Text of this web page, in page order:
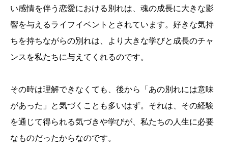
い感情を伴う恋愛における別れは、魂の成長に大きな影
響を与えるライフイベントとされています。好きな気持
ちを持ちながらの別れは、より大きな学びと成長のチャ
ンスを私たちに与えてくれるのです。
その時は理解できなくても、後から「あの別れには意味
があった」と気づくことも多いはず。それは、その経験
を通じて得られる気づきや学びが、私たちの人生に必要
なものだったからなのです。